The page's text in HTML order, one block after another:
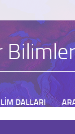
DALLARI